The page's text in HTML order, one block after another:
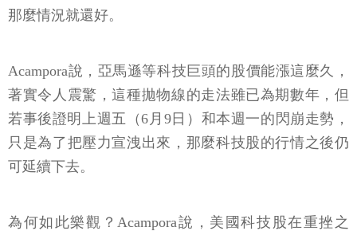
那麼情況就還好。
Acampora說，亞馬遜等科技巨頭的股價能漲這麼久，
著實令人震驚，這種拋物線的走法雖已為期數年，但
若事後證明上週五（6月9日）和本週一的閃崩走勢，
只是為了把壓力宣洩出來，那麼科技股的行情之後仍
可延續下去。
為何如此樂觀？Acampora說，美國科技股在重挫之